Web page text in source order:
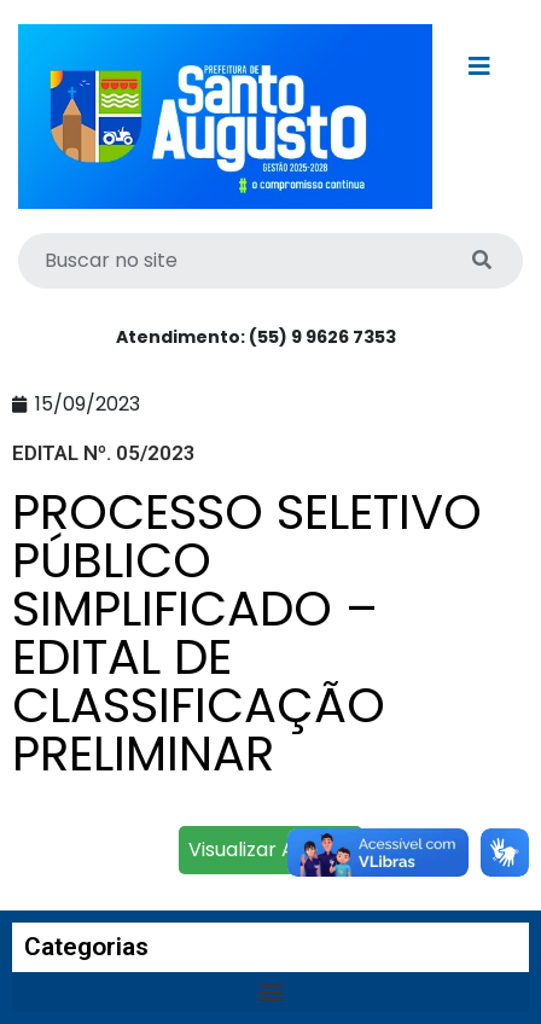
Atendimento: (55) 9 9626 7353
15/09/2023
EDITAL Nº. 05/2023
PROCESSO SELETIVO
PÚBLICO
SIMPLIFICADO –
EDITAL DE
CLASSIFICAÇÃO
PRELIMINAR
Visualizar Arquivo
Categorias